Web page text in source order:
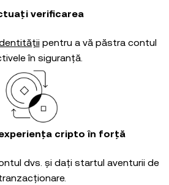
verificarea
pentru a vă păstra contul
în siguranță.
cripto în forță
dvs. și dați startul aventurii de